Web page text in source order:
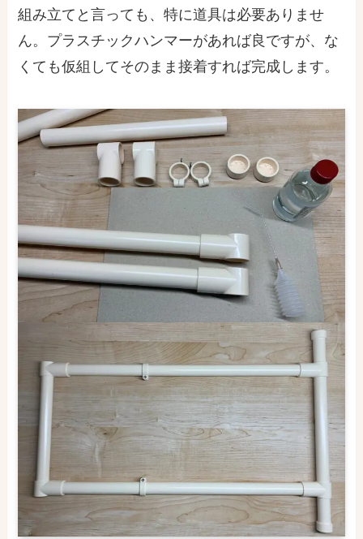
組み立てと言っても、特に道具は必要ありませ
ん。プラスチックハンマーがあれば良 ですが、な
くても仮組してそのまま接着すれば完成します。